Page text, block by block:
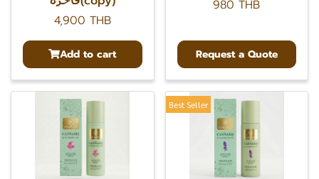
4,900 THB
Add to cart
980 THB
Request a Quote
Best Seller